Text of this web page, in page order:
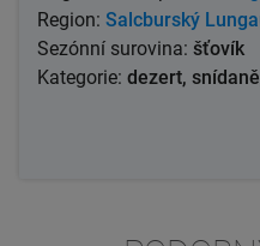
Region: Salcburský
Sezónní surovina: šťovík
Kategorie: dezert,